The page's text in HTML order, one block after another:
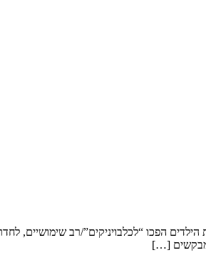
מארחים את הילדים עם הנכדים, רוצים להפוך 2 חדרים שעם השנים לאחר עזבת הילדים הפכו